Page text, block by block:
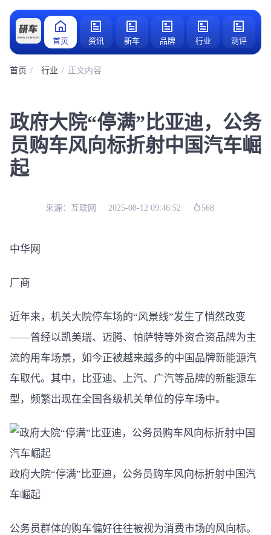
首页 资讯 新车 品牌 行业 测评
首页 行业 正文内容
政府大院“停满”比亚迪，公务
员购车风向标折射中国汽车崛
起
来源： 互联网 2025-08-12 09:46:52 568
中华网
厂商
近年来，机关大院停车场的“风景线”发生了悄然改变
——曾经以凯美瑞、迈腾、帕萨特等外资合资品牌为主
流的用车场景，如今正被越来越多的中国品牌新能源汽
车取代。其中，比亚迪、上汽、广汽等品牌的新能源车
型，频繁出现在全国各级机关单位的停车场中。
政府大院“停满”比亚迪，公务员购车风向标折射中国汽
车崛起
公务员群体的购车偏好往往被视为消费市场的风向标。